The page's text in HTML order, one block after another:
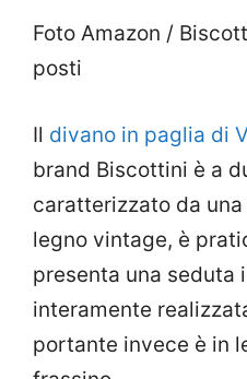
Foto Amazon /
posti
Il divano in paglia di
brand Biscottini è a
caratterizzato da
legno vintage, è
presenta una seduta
interamente
portante invece è in